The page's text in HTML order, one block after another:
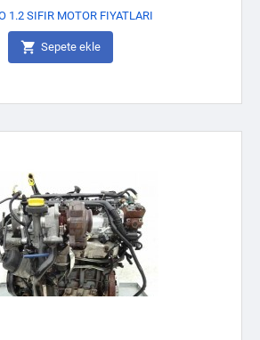
1.2 SIFIR MOTOR FIYATLARI
 Sepete ekle